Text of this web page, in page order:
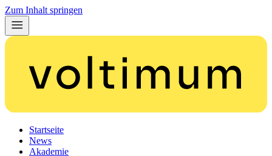
Zum Inhalt springen
Startseite
News
Akademie